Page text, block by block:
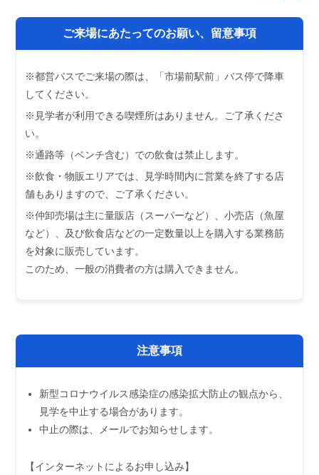
ご来場にあたってのお願い、留意事項
※都営バスでご来場の際は、「市場前駅前」バス停で降車
してください。
※見学者が利用できる喫煙所はありません。ご了承くださ
い。
※通路等（ベンチ含む）での飲食は禁止します。
※飲食・物販エリアでは、見学時間内に営業を終了する店
舗もありますので、ご了承ください。
※仲卸売場は主に量販店（スーパーなど）、小売店（魚屋
など）、及び飲食店などの一定数量以上を購入する業務筋
を対象に販売しています。
このため、一般の消費者の方は購入できません。
注意事項
新型コロナウイルス感染症の感染拡大防止の観点から、
見学を中止する場合があります。
中止の際は、メールでお知らせします。
【インターネットによるお申し込み】